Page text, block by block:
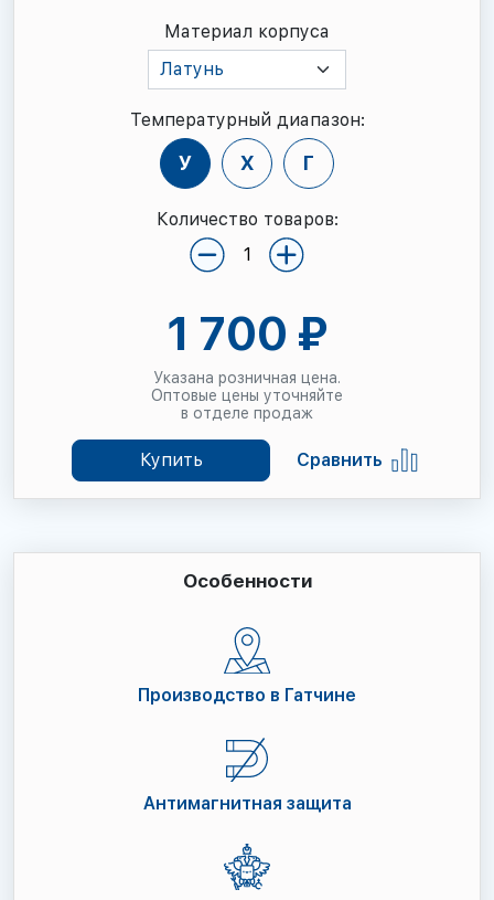
Материал корпуса
Латунь
Температурный диапазон:
У Х Г
Количество товаров:
1 700 ₽
Указана розничная цена.
Оптовые цены уточняйте
в отделе продаж
Купить Сравнить
Особенности
Производство в Гатчине
Антимагнитная защита